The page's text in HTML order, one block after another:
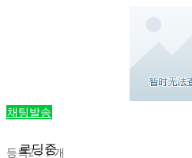
채팅발송
등록2：1 개
로딩중